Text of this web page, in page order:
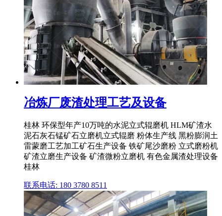
冶炼厂废渣处理工艺及设备
桂林 环保型年产10万吨的水泥立式辊磨机 HLM矿渣水
泥石灰石锰矿石立磨机立式辊磨 粉体生产线 黑粉膨润土
雷蒙磨工艺加工矿石生产设备 铁矿尾沙磨粉 立式磨粉机
矿渣立磨生产设备 矿渣微粉立磨机 有色金属渣处理设备
桂林
联系电话: 180 3780 8511